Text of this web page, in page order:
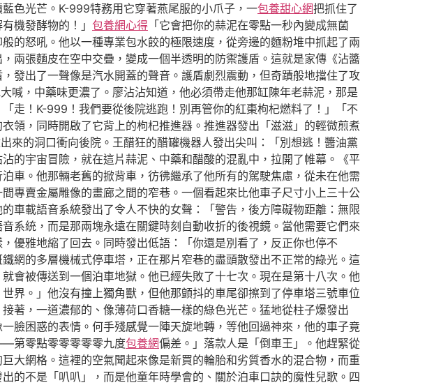
色光芒。K-999特務用它穿著燕尾服的小爪子，一包養甜心網把抓住了
機發酵物的！」 包養網心得 「它會把你的蒜泥在零點一秒內變成無菌
的怒吼。他以一種專業包水餃的極限速度，從旁邊的麵粉堆中抓起了兩
兩張麵皮在空中交疊，變成一個半透明的防禦護盾。這就是家傳《沾醬
發出了一聲像是汽水開蓋的聲音。護盾劇烈震動，但奇蹟般地擋住了攻
喊，中藥味更濃了。廖沾沾知道，他必須帶走他那缸陳年老蒜泥，那是
走！K-999！我們要從後院逃跑！別再管你的紅棗枸杞燃料了！」「不
領，同時開啟了它背上的枸杞推進器。推進器發出「滋滋」的輕微煎煮
來的洞口衝向後院。王醋狂的醋罐機器人發出尖叫：「別想逃！醬油黨
的宇宙冒險，就在這片蒜泥、中藥和醋酸的混亂中，拉開了帷幕。《平
車。他那輛老舊的掀背車，彷彿繼承了他所有的駕駛焦慮，從未在他需
專賣金屬雕像的畫廊之間的窄巷。一個看起來比他車子尺寸小上三十公
車載語音系統發出了令人不快的女聲：「警告，後方障礙物距離：無限
系統，而是那兩塊永遠在關鍵時刻自動收折的後視鏡。當他需要它們來
優雅地縮了回去。同時發出低語：「你還是別看了，反正你也停不
網的多層機械式停車塔，正在那片窄巷的盡頭散發出不正常的綠光。這
會被傳送到一個泊車地獄。他已經失敗了十七次。現在是第十八次。他
界。」他沒有撞上獨角獸，但他那顫抖的車尾卻擦到了停車塔三號車位
著，一道濃郁的、像薄荷口香糖一樣的綠色光芒。猛地從柱子爆發出
臉困惑的表情。何手殘感覺一陣天旋地轉，等他回過神來，他的車子竟
第零點零零零零零九度包養網偏差。」落款人是「倒車王」。他趕緊從
大網格。這裡的空氣聞起來像是新買的輪胎和劣質香水的混合物，而重
的不是「叭叭」，而是他童年時學會的、關於泊車口訣的魔性兒歌。四